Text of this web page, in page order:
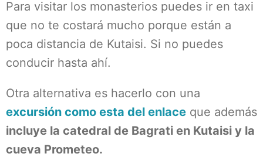
Para visitar los monasterios puedes ir en taxi
que no te costará mucho porque están a
poca distancia de Kutaisi. Si no puedes
conducir hasta ahí.
Otra alternativa es hacerlo con una
excursión como esta del enlace que además
incluye la catedral de Bagrati en Kutaisi y la
cueva Prometeo.